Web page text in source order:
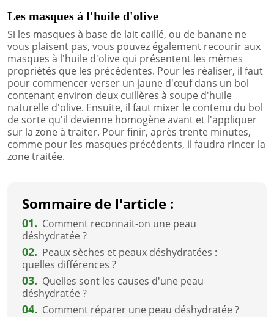
Les masques à l'huile d'olive
Si les masques à base de lait caillé, ou de banane ne
vous plaisent pas, vous pouvez également recourir aux
masques à l'huile d'olive qui présentent les mêmes
propriétés que les précédentes. Pour les réaliser, il faut
pour commencer verser un jaune d'œuf dans un bol
contenant environ deux cuillères à soupe d'huile
naturelle d'olive. Ensuite, il faut mixer le contenu du bol
de sorte qu'il devienne homogène avant et l'appliquer
sur la zone à traiter. Pour finir, après trente minutes,
comme pour les masques précédents, il faudra rincer la
zone traitée.
Sommaire de l'article :
01. Comment reconnait-on une peau
déshydratée ?
02. Peaux sèches et peaux déshydratées :
quelles différences ?
03. Quelles sont les causes d'une peau
déshydratée ?
04. Comment réparer une peau déshydratée ?